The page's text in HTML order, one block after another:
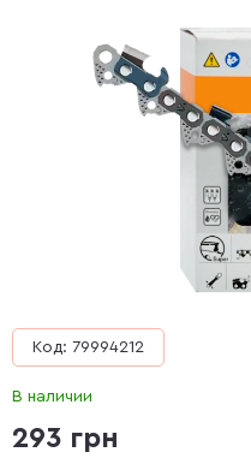
Код: 79994212
В наличии
293 грн